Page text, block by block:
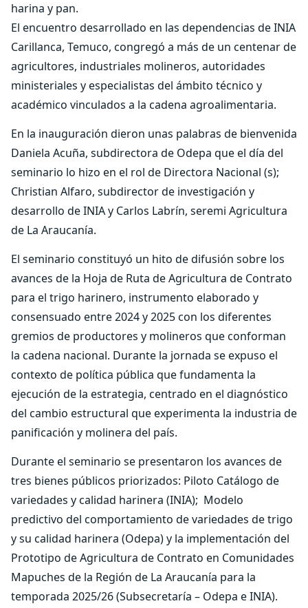
harina y pan.
El encuentro desarrollado en las dependencias de INIA
Carillanca, Temuco, congregó a más de un centenar de
agricultores, industriales molineros, autoridades
ministeriales y especialistas del ámbito técnico y
académico vinculados a la cadena agroalimentaria.
En la inauguración dieron unas palabras de bienvenida
Daniela Acuña, subdirectora de Odepa que el día del
seminario lo hizo en el rol de Directora Nacional (s);
Christian Alfaro, subdirector de investigación y
desarrollo de INIA y Carlos Labrín, seremi Agricultura
de La Araucanía.
El seminario constituyó un hito de difusión sobre los
avances de la Hoja de Ruta de Agricultura de Contrato
para el trigo harinero, instrumento elaborado y
consensuado entre 2024 y 2025 con los diferentes
gremios de productores y molineros que conforman
la cadena nacional. Durante la jornada se expuso el
contexto de política pública que fundamenta la
ejecución de la estrategia, centrado en el diagnóstico
del cambio estructural que experimenta la industria de
panificación y molinera del país.
Durante el seminario se presentaron los avances de
tres bienes públicos priorizados: Piloto Catálogo de
variedades y calidad harinera (INIA); Modelo
predictivo del comportamiento de variedades de trigo
y su calidad harinera (Odepa) y la implementación del
Prototipo de Agricultura de Contrato en Comunidades
Mapuches de la Región de La Araucanía para la
temporada 2025/26 (Subsecretaría – Odepa e INIA).